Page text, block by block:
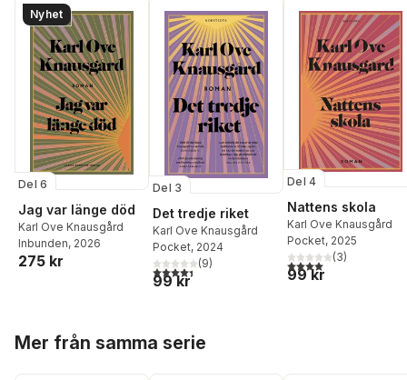
Nyhet
Del 6
Jag var länge död
Karl Ove Knausgård
Inbunden, 2026
275 kr
Del 3
Det tredje riket
Karl Ove Knausgård
Pocket, 2024
4,4utav 5 stjärnor. Totalt antal röster:
(9)
99 kr
Del 4
Nattens skola
Karl Ove Knausgård
Pocket, 2025
4,0utav 5 stjärnor.
(3)
99 kr
Mer från samma serie